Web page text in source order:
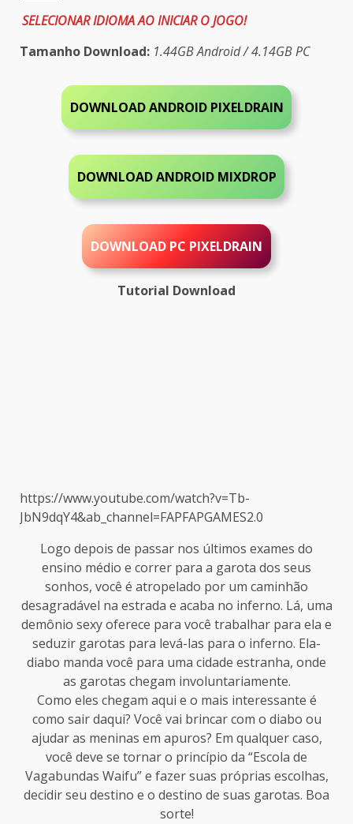
SELECIONAR IDIOMA AO INICIAR O JOGO!
Tamanho Download: 1.44GBAndroid / 4.14GB PC
DOWNLOAD ANDROID PIXELDRAIN
DOWNLOAD ANDROID MIXDROP
DOWNLOAD PC PIXELDRAIN
Tutorial Download
https://www.youtube.com/watch?v=Tb-
JbN9dqY4&ab_channel=FAPFAPGAMES2.0
Logo depois de passar nos últimos exames do
ensino médio e correr para a garota dos seus
sonhos, você é atropelado por um caminhão
desagradável na estrada e acaba no inferno. Lá, uma
demônio sexy oferece para você trabalhar para ela e
seduzir garotas para levá-las para o inferno. Ela-
diabo manda você para uma cidade estranha, onde
as garotas chegam involuntariamente.
Como eles chegam aqui e o mais interessante é
como sair daqui? Você vai brincar com o diabo ou
ajudar as meninas em apuros? Em qualquer caso,
você deve se tornar o princípio da “Escola de
Vagabundas Waifu” e fazer suas próprias escolhas,
decidir seu destino e o destino de suas garotas. Boa
sorte!